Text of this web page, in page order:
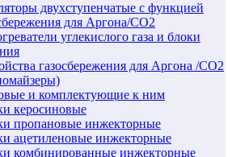
двухступенчатые c функцией
для Аргона/СО2
углекислого газа и блоки
газосбережения для Аргона /СО2
и комплектующие к ним
керосиновые
пропановые инжекторные
ацетиленовые инжекторные
комбинированные инжекторные